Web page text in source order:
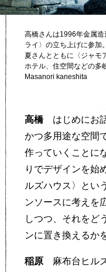
高橋さんは1996年金属
ライ〉の立ち上げに参加
夏さんとともに〈ジャモ
ホテル、住空間などの多
Masanori kaneshita
高橋はじめにお話
かつ多用途な空間
作っていくことに
りでデザインを始
ルズハウス〉とい
ンソースに考えを
しつつ、それをど
ンに置き換えるか
稲原 麻布台ヒル